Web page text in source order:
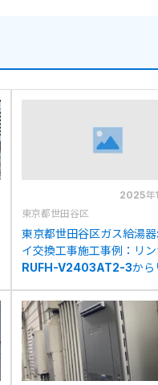
2025年
東京都世田谷区
東京都世田谷区ガス給湯
イ交換工事施工事例：リン
RUFH-V2403AT2-3から
換